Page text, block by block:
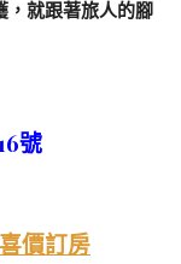
，就跟著旅人的腳
號
價訂房